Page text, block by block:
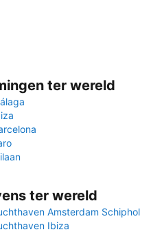
ter wereld
ter wereld
Amsterdam Schiphol
Ibiza